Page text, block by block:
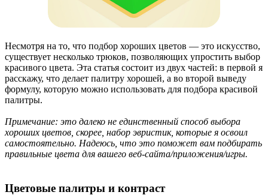
Несмотря на то, что подбор хороших цветов — это искусство,
существует несколько трюков, позволяющих упростить выбор
красивого цвета. Эта статья состоит из двух частей: в первой я
расскажу, что делает палитру хорошей, а во второй выведу
формулу, которую можно использовать для подбора красивой
палитры.
Примечание: это далеко не единственный способ выбора
хороших цветов, скорее, набор эвристик, которые я освоил
самостоятельно. Надеюсь, что это поможет вам подбирать
правильные цвета для вашего веб-сайта/приложения/игры.
Цветовые палитры и контраст